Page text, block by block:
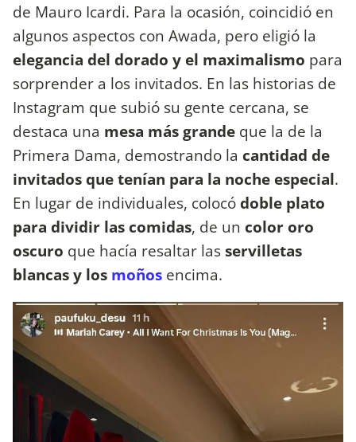
de Mauro Icardi. Para la ocasión, coincidió en
algunos aspectos con Awada, pero eligió la
elegancia del dorado y el maximalismo para
sorprender a los invitados. En las historias de
Instagram que subió su gente cercana, se
destaca una mesa más grande que la de la
Primera Dama, demostrando la cantidad de
invitados que tenían para la noche especial.
En lugar de individuales, colocódoble plato
para dividir las comidas, de un color oro
oscuro que hacía resaltar lasservilletas
blancas y los moños encima.